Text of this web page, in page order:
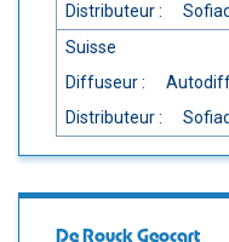
Distributeur :
Suisse
Diffuseur :
Distributeur :
De Rouck Geocart